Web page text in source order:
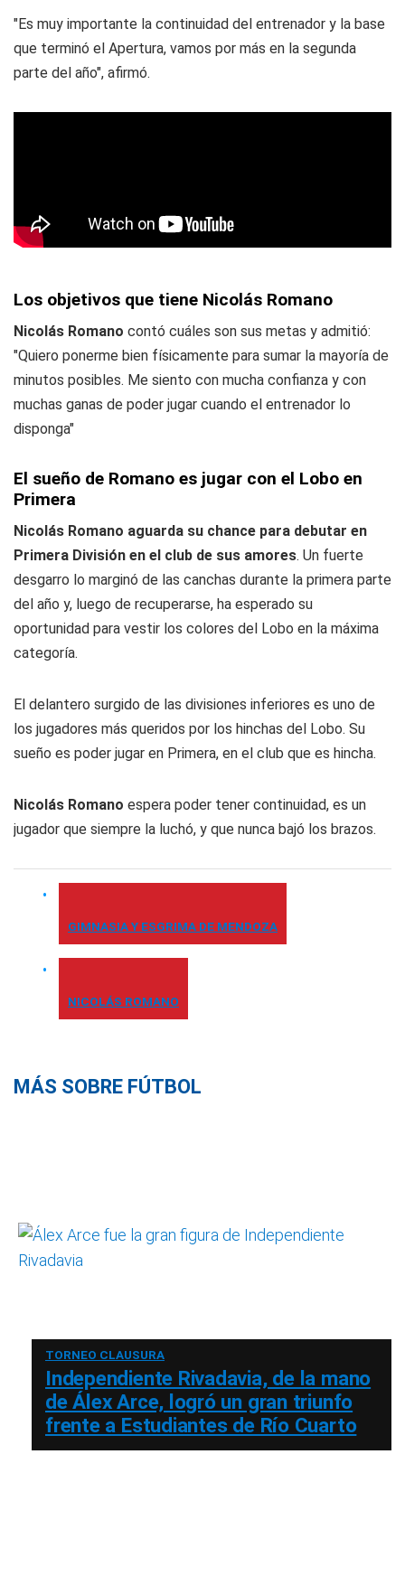
"Es muy importante la continuidad del entrenador y la base
que terminó el Apertura, vamos por más en la segunda
parte del año", afirmó.
Los objetivos que tiene Nicolás Romano
Nicolás Romano contó cuáles son sus metas y admitió:
"Quiero ponerme bien físicamente para sumar la mayoría de
minutos posibles. Me siento con mucha confianza y con
muchas ganas de poder jugar cuando el entrenador lo
disponga"
El sueño de Romano es jugar con el Lobo en
Primera
Nicolás Romano aguarda su chance para debutar en
Primera División en el club de sus amores. Un fuerte
desgarro lo marginó de las canchas durante la primera parte
del año y, luego de recuperarse, ha esperado su
oportunidad para vestir los colores del Lobo en la máxima
categoría.
El delantero surgido de las divisiones inferiores es uno de
los jugadores más queridos por los hinchas del Lobo. Su
sueño es poder jugar en Primera, en el club que es hincha.
Nicolás Romano espera poder tener continuidad, es un
jugador que siempre la luchó, y que nunca bajó los brazos.
GIMNASIA Y ESGRIMA DE MENDOZA
NICOLÁS ROMANO
MÁS SOBRE FÚTBOL
TORNEO CLAUSURA
Independiente Rivadavia, de la mano
de Álex Arce, logró un gran triunfo
frente a Estudiantes de Río Cuarto